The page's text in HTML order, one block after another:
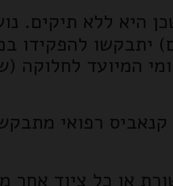
היא ללא תיקים.
יתבקשו להפקידו
המיועד לחלוקה
רפואי
או כל ציוד אחר